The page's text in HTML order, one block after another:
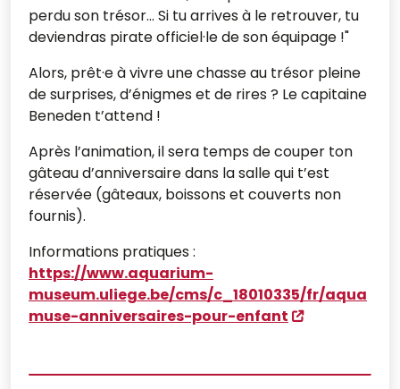
perdu son trésor… Si tu arrives à le retrouver, tu
deviendras pirate officiel·le de son équipage !"
Alors, prêt·e à vivre une chasse au trésor pleine
de surprises, d’énigmes et de rires ? Le capitaine
Beneden t’attend !
Après l’animation, il sera temps de couper ton
gâteau d’anniversaire dans la salle qui t’est
réservée (gâteaux, boissons et couverts non
fournis).
Informations pratiques :
https://www.aquarium-
museum.uliege.be/cms/c_18010335/fr/aqua
muse-anniversaires-pour-enfant